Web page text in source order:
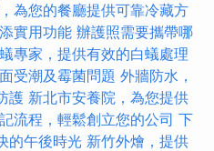
為您的餐廳提供可靠冷藏方
實用功能 辦護照需要攜帶哪
專家，提供有效的白蟻處理
受潮及霉菌問題 外牆防水，
護 新北市安養院，為您提供
流程，輕鬆創立您的公司 下
的午後時光 新竹外燴，提供